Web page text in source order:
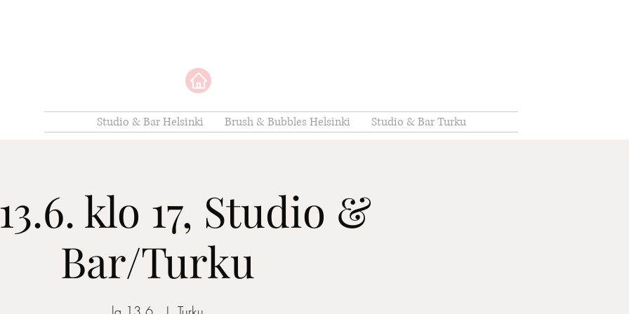
Studio & Bar Helsinki Brush & Bubbles Helsinki Studio & Bar Turku
klo 17, Studio &
Bar/Turku